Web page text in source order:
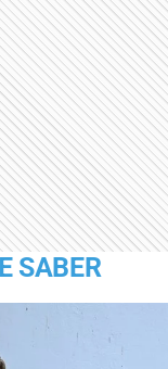
SABER